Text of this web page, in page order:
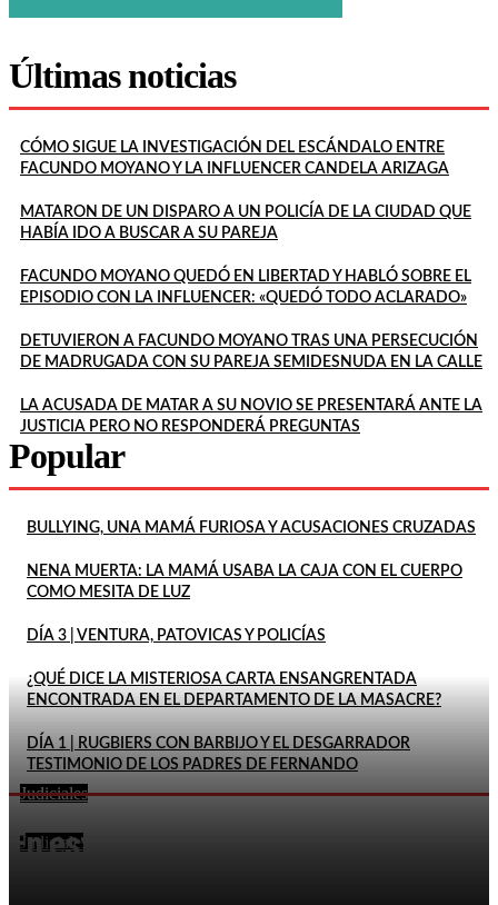
Últimas noticias
CÓMO SIGUE LA INVESTIGACIÓN DEL ESCÁNDALO ENTRE
FACUNDO MOYANO Y LA INFLUENCER CANDELA ARIZAGA
MATARON DE UN DISPARO A UN POLICÍA DE LA CIUDAD QUE
HABÍA IDO A BUSCAR A SU PAREJA
FACUNDO MOYANO QUEDÓ EN LIBERTAD Y HABLÓ SOBRE EL
EPISODIO CON LA INFLUENCER: «QUEDÓ TODO ACLARADO»
DETUVIERON A FACUNDO MOYANO TRAS UNA PERSECUCIÓN
DE MADRUGADA CON SU PAREJA SEMIDESNUDA EN LA CALLE
LA ACUSADA DE MATAR A SU NOVIO SE PRESENTARÁ ANTE LA
JUSTICIA PERO NO RESPONDERÁ PREGUNTAS
Popular
BULLYING, UNA MAMÁ FURIOSA Y ACUSACIONES CRUZADAS
NENA MUERTA: LA MAMÁ USABA LA CAJA CON EL CUERPO
COMO MESITA DE LUZ
DÍA 3 | VENTURA, PATOVICAS Y POLICÍAS
¿QUÉ DICE LA MISTERIOSA CARTA ENSANGRENTADA
ENCONTRADA EN EL DEPARTAMENTO DE LA MASACRE?
DÍA 1 | RUGBIERS CON BARBIJO Y EL DESGARRADOR
TESTIMONIO DE LOS PADRES DE FERNANDO
En este momento
Judiciales
CIUDAD QUE HABÍA IDO A BUSCAR A SU...
Judiciales